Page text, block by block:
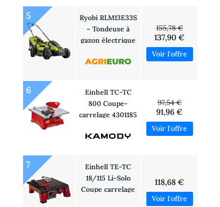
NI CHARGEUR
5
Ryobi RLM13E33S
– Tondeuse à
gazon électrique
de 33 cm
155,78 €
137,90 €
6
Einhell TC-TC
800 Coupe-
carrelage 4301185
97,54 €
91,96 €
7
Einhell TE-TC
18/115 Li-Solo
Coupe carrelage
118,68 €